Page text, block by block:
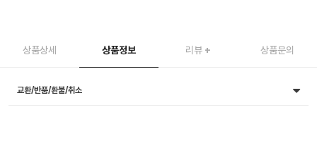
상품상세 상품정보 리뷰 + 상품문의
교환/반품/환불/취소